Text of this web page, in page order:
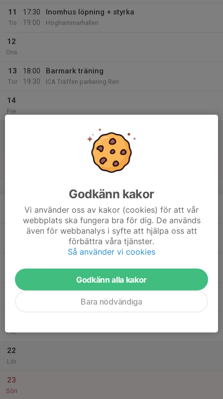
11
Tis
17:30
19:00
Inomhus löpning + styrka
Höghammarhallen
12
Ons
13
Tor
18:00
19:30
Barmark träning
ICA Träffen parkering Ren
14
Fre
17:30
Inomhus löpning + styrka
Höghammarhallen
Ons
Fre
22
Lör
23
Sön
Godkänn kakor
Vi använder oss av kakor (cookies) för att vår
webbplats ska fungera bra för dig. De används
även för webbanalys i syfte att hjälpa oss att
förbättra våra tjänster.
Så använder vi cookies
Godkänn alla kakor
Bara nödvändiga